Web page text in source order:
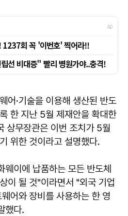
어·기술을 이용해 생산된 반도
한 지난 5월 제재안을 확대한
상무장관은 이번 조치가 5월
위한 것이라고 설명했다.
웨이에 납품하는 모든 반도체
이 될 것"이라면서 "외국 기업
어와 장비를 사용하는 한 영
했다.